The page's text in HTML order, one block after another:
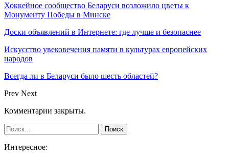
Хоккейное сообщество Беларуси возложило цветы к
Монументу Победы в Минске
Доски объявлений в Интернете: где лучше и безопаснее
Искусство увековечения памяти в культурах европейских
народов
Всегда ли в Беларуси было шесть областей?
Prev Next
Комментарии закрыты.
Интересное: